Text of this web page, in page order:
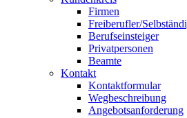
Firmen
Freiberufler/
Berufseinsteiger
Privatpersonen
Beamte
Kontakt
Kontaktformular
Wegbeschreibung
Angebotsanforderung